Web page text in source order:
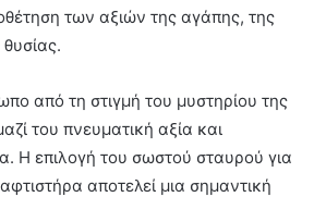
των αξιών της αγάπης, της
από τη στιγμή του μυστηρίου της
του πνευματική αξία και
Η επιλογή του σωστού σταυρού για
αποτελεί μια σημαντική